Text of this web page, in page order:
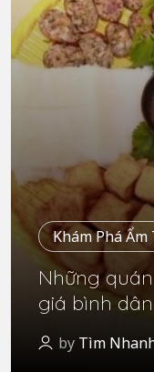
Khám Phá Ẩm
Những
giá bình dân
by Tìm